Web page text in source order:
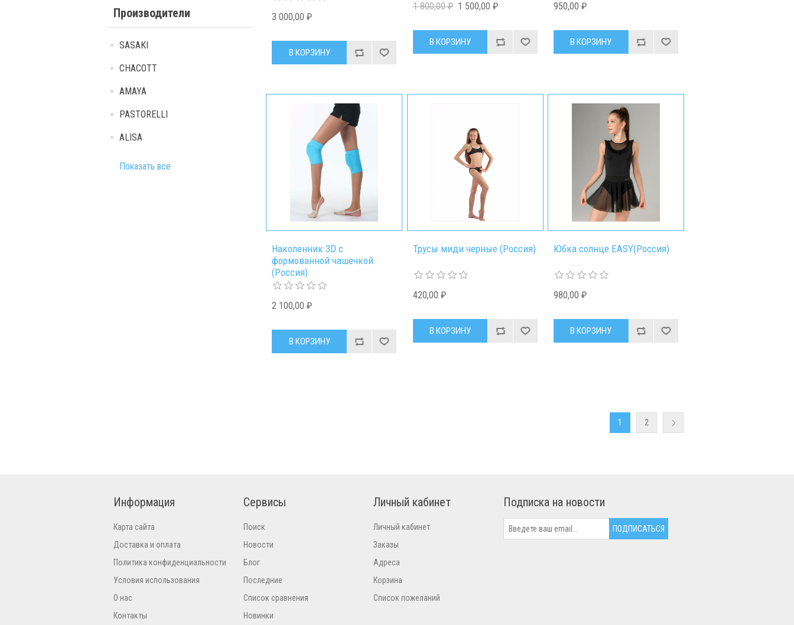
Производители
SASAKI
CHACOTT
AMAYA
PASTORELLI
ALISA
Показать все
3 000,00 ₽
1 800,00 ₽ 1 500,00 ₽ 950,00 ₽
Наколенник 3D с
формованной чашечкой
(Россия)
2 100,00 ₽
Трусы миди черные (Россия)
420,00 ₽
Юбка солнце EASY(Россия)
980,00 ₽
1 2
Информация
Карта сайта
Доставка и оплата
Политика конфиденциальности
Условия использования
О нас
Контакты
Сервисы
Поиск
Новости
Блог
Последние
Список сравнения
Новинки
Личный кабинет
Личный кабинет
Заказы
Адреса
Корзина
Список пожеланий
Подписка на новости